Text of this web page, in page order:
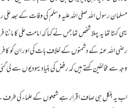
مسلمان رسول اللہ صلی اللہ علیہ وسلم کی وفات کے بعد
یہی کہتا تھا یہ پہلا شخص تھا جس نے کہا کہ امامت علی کا
رضی اللہ عنہ کے دشمنوں کے خلاف بات کی اور ان کو
وجہ سے مخالفین کہتے ہیں کہ رفض کی بنیاد یہودیوں سے لی
اب یہ بلکل ہی صاف اقرار ہے شیعوں کے علماء کی طرف